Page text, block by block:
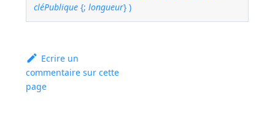
cléPublique {;longueur} )
Ecrire un
commentaire sur cette
page